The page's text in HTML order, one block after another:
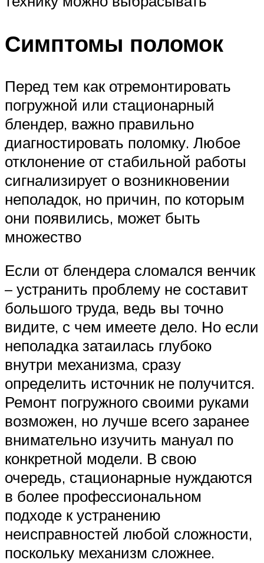
Симптомы поломок
Перед тем как отремонтировать
погружной или стационарный
блендер, важно правильно
диагностировать поломку. Любое
отклонение от стабильной работы
сигнализирует о возникновении
неполадок, но причин, по которым
они появились, может быть
множество
Если от блендера сломался венчик
– устранить проблему не составит
большого труда, ведь вы точно
видите, с чем имеете дело. Но если
неполадка затаилась глубоко
внутри механизма, сразу
определить источник не получится.
Ремонт погружного своими руками
возможен, но лучше всего заранее
внимательно изучить мануал по
конкретной модели. В свою
очередь, стационарные нуждаются
в более профессиональном
подходе к устранению
неисправностей любой сложности,
поскольку механизм сложнее.